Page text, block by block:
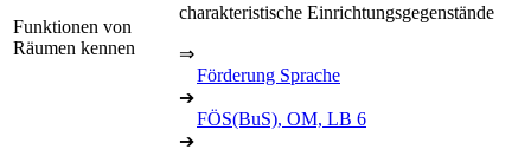
Funktionen von
Räumen kennen
charakteristische Einrichtungsgegenstände
⇒
Förderung Sprache
➔
FÖS(BuS), OM, LB 6
➔